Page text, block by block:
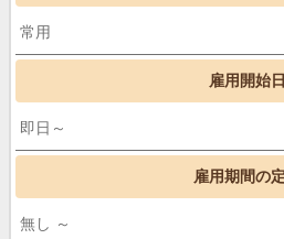
常用
雇用開始日
即日～
雇用期間の
無し ～